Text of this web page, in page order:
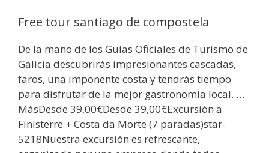
Free tour santiago de compostela
De la mano de los Guías Oficiales de Turismo de
Galicia descubrirás impresionantes cascadas,
faros, una imponente costa y tendrás tiempo
para disfrutar de la mejor gastronomía local. …
MásDesde 39,00€Desde 39,00€Excursión a
Finisterre + Costa da Morte (7 paradas)star-
5218Nuestra excursión es refrescante,